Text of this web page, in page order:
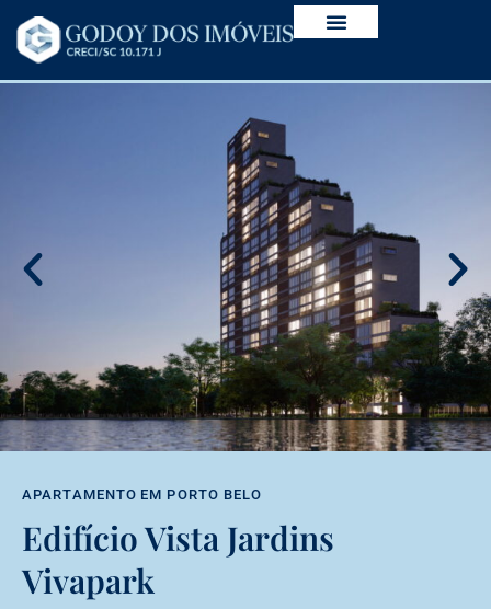
APARTAMENTO EM PORTO BELO
Edifício Vista Jardins
Vivapark